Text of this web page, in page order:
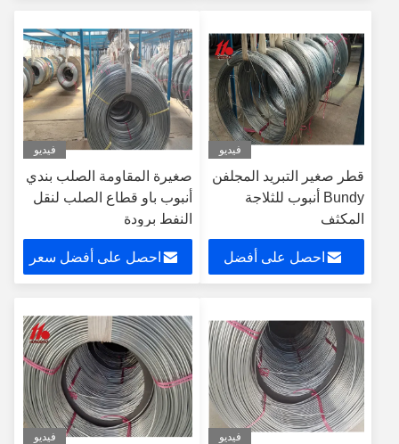
فيديو
قطر صغير التبريد المجلفن
Bundy أنبوب للثلاجة
المكثف
احصل على أفضل
فيديو
صغيرة المقاومة الصلب بندي
أنبوب باو قطاع الصلب لنقل
النفط برودة
احصل على أفضل سعر
فيديو فيديو